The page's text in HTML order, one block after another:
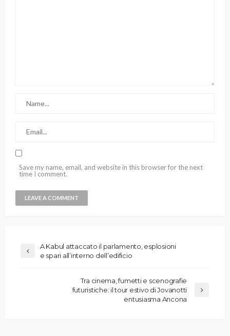
Save my name, email, and website in this browser for the next
time I comment.
A Kabul attaccato il parlamento, esplosioni
e spari all’interno dell’edificio
Tra cinema, fumetti e scenografie
futuristiche: il tour estivo di Jovanotti
entusiasma Ancona